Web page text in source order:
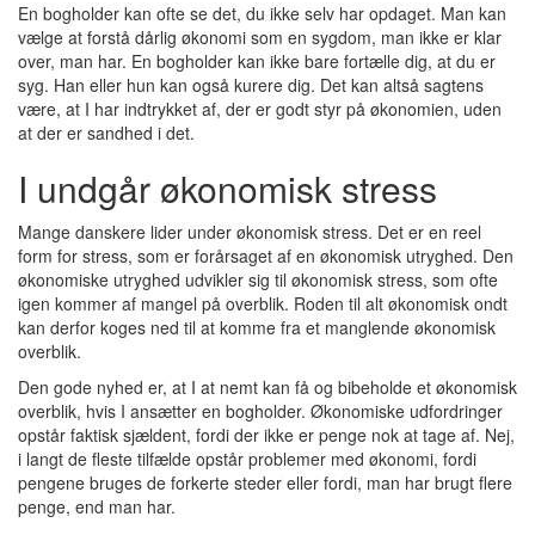
En bogholder kan ofte se det, du ikke selv har opdaget. Man kan
vælge at forstå dårlig økonomi som en sygdom, man ikke er klar
over, man har. En bogholder kan ikke bare fortælle dig, at du er
syg. Han eller hun kan også kurere dig. Det kan altså sagtens
være, at I har indtrykket af, der er godt styr på økonomien, uden
at der er sandhed i det.
I undgår økonomisk stress
Mange danskere lider under økonomisk stress. Det er en reel
form for stress, som er forårsaget af en økonomisk utryghed. Den
økonomiske utryghed udvikler sig til økonomisk stress, som ofte
igen kommer af mangel på overblik. Roden til alt økonomisk ondt
kan derfor koges ned til at komme fra et manglende økonomisk
overblik.
Den gode nyhed er, at I at nemt kan få og bibeholde et økonomisk
overblik, hvis I ansætter en bogholder. Økonomiske udfordringer
opstår faktisk sjældent, fordi der ikke er penge nok at tage af. Nej,
i langt de fleste tilfælde opstår problemer med økonomi, fordi
pengene bruges de forkerte steder eller fordi, man har brugt flere
penge, end man har.